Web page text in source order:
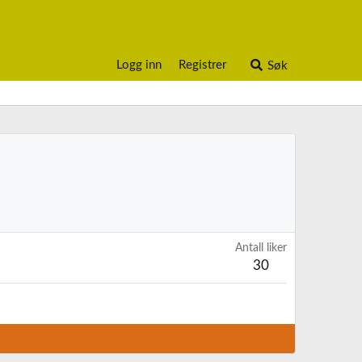
Logg inn Registrer Søk
Antall liker
30